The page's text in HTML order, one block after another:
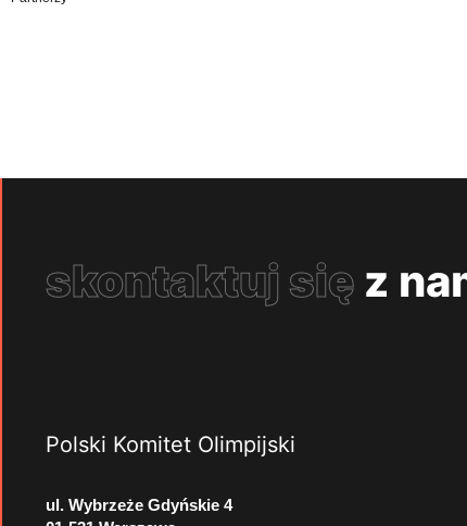
skontaktuj się z
Polski Komitet Olimpijski
ul. Wybrzeże Gdyńskie 4